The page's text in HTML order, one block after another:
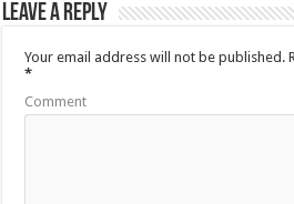
Leave a Reply
Your email address will not be published.
*
Comment